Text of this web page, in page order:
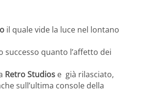
il quale vide la luce nel lontano
quanto l’affetto dei
Retro Studios e già rilasciato,
sull’ultima console della